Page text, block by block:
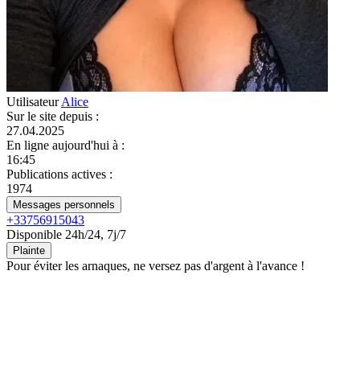
UtilisateurAlice
Sur le site depuis :
27.04.2025
En ligne aujourd'hui à :
16:45
Publications actives :
1974
Messages personnels
+33756915043
Disponible 24h/24, 7j/7
Plainte
Pour éviter les arnaques, ne versez pas d'argent à l'avance !